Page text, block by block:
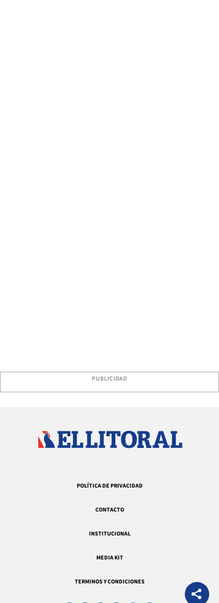
PUBLICIDAD
POLÍTICA DE PRIVACIDAD
CONTACTO
INSTITUCIONAL
MEDIA KIT
TERMINOS Y CONDICIONES